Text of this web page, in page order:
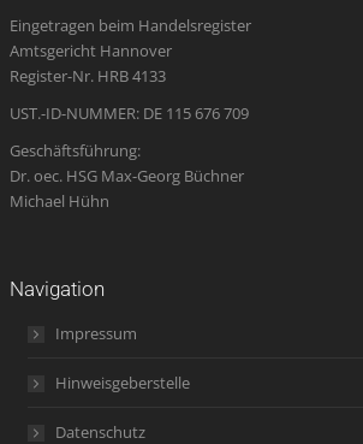
new
window
new
window
new
window
in
new
new
Eingetragen beim Handelsregister
Amtsgericht Hannover
Register-Nr. HRB 4133
UST.-ID-NUMMER: DE 115 676 709
Geschäftsführung:
Dr. oec. HSG Max-Georg Büchner
Michael Hühn
Navigation
Impressum
Hinweisgeberstelle
Datenschutz